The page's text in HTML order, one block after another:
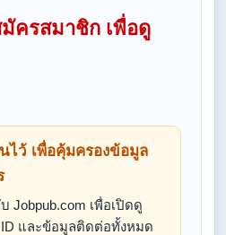
ครสมาชิก เพื่อดู
ว้ เพื่อคุ้มครองข้อมูล
Jobpub.com เพื่อเปิดดู
ID และข้อมูลติดต่อทั้งหมด